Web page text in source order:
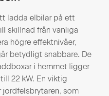
ladda elbilar på ett
skillnad från vanliga
högre effektnivåer,
betydligt snabbare. De
i hemmet ligger
22 kW. En viktig
som